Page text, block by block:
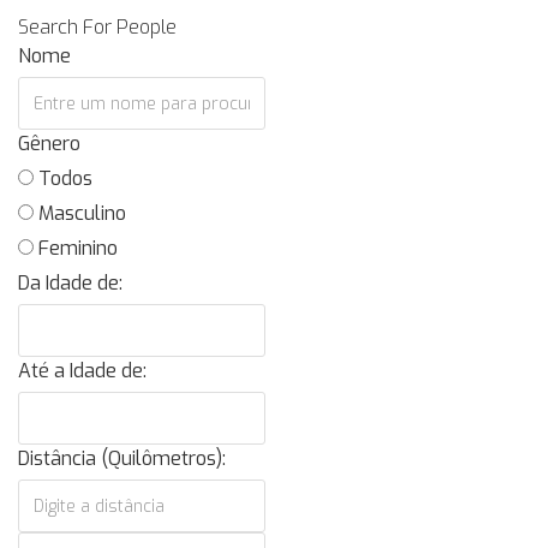
Search For People
Nome
Gênero
Todos
Masculino
Feminino
Da Idade de:
Até a Idade de:
Distância (Quilômetros):